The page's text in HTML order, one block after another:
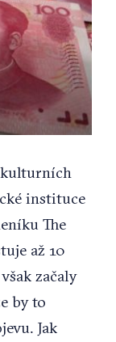
kulturních
instituce
The
až 10
začaly
by to
Jak